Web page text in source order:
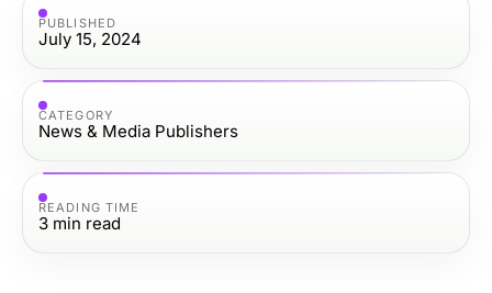
PUBLISHED
July 15, 2024
CATEGORY
News & Media Publishers
READING TIME
3 min read